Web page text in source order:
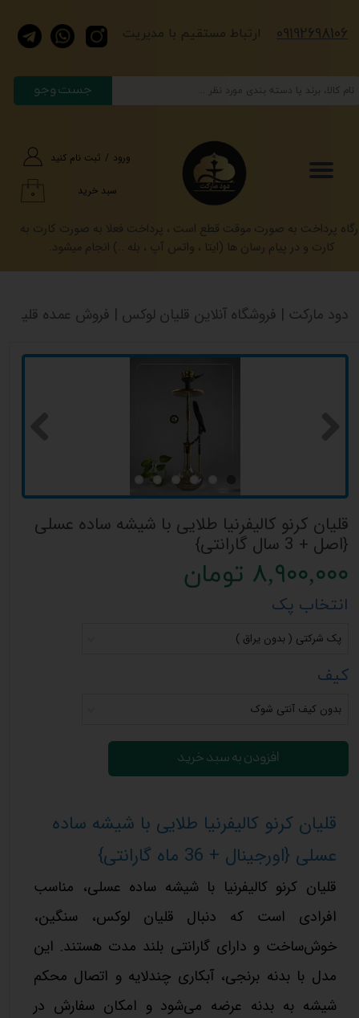
جست وجو
ورود / ثبت نام کنید
حساب کاربری من
سفارشات
خروج از حساب کاربری
۰ سبد خرید
​​​ارتباط مستقیم با مدیریت ​​​09192698106
پرداخت به صورت موقت قطع است ، پرداخت فعلا به صورت کارت به
کارت و در پیام رسان ها (ایتا ، واتس آپ ، بله ..) انجام میشود.
دود مارکت | فروشگاه آنلاین قلیان لوکس | فروش عمده قلیان
قلیان کرنو کالیفرنیا طلایی با شیشه ساده عسلی
{اصل + 3 سال گارانتی}
۸,۹۰۰,۰۰۰ تومان
انتخاب پک
پک شرکتی ( بدون یراق )
کیف
بدون کیف آنتی شوک
افزودن به سبد خرید
قلیان کرنو کالیفرنیا طلایی با شیشه ساده
عسلی {اورجینال + 36 ماه گارانتی}
قلیان کرنو کالیفرنیا با شیشه ساده عسلی، مناسب
افرادی است که دنبال قلیان لوکس، سنگین،
خوش‌ساخت و دارای گارانتی بلند مدت هستند. این
مدل با بدنه برنجی، آبکاری چندلایه و اتصال محکم
شیشه به بدنه عرضه می‌شود و امکان سفارش در